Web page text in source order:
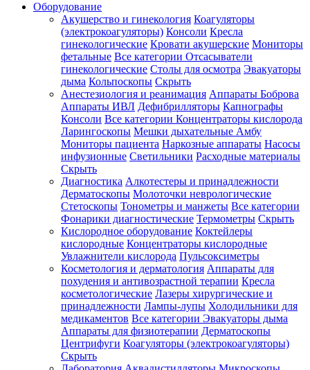
Оборудование
Акушерство и гинекология Коагуляторы
(электрокоагуляторы) Консоли Кресла
гинекологические Кровати акушерские Мониторы
фетальные Все категории Отсасыватели
гинекологические Столы для осмотра Эвакуаторы
дыма Кольпоскопы Скрыть
Анестезиология и реанимация Аппараты Боброва
Аппараты ИВЛ Дефибрилляторы Капнографы
Консоли Все категории Концентраторы кислорода
Ларингоскопы Мешки дыхательные Амбу
Мониторы пациента Наркозные аппараты Насосы
инфузионные Светильники Расходные материалы
Скрыть
Диагностика Алкотестеры и принадлежности
Дерматоскопы Молоточки неврологические
Стетоскопы Тонометры и манжеты Все категории
Фонарики диагностические Термометры Скрыть
Кислородное оборудование Коктейлеры
кислородные Концентраторы кислородные
Увлажнители кислорода Пульсоксиметры
Косметология и дерматология Аппараты для
похудения и антивозрастной терапии Кресла
косметологические Лазеры хирургические и
принадлежности Лампы-лупы Холодильники для
медикаментов Все категории Эвакуаторы дыма
Аппараты для физиотерапии Дерматоскопы
Центрифуги Коагуляторы (электрокоагуляторы)
Скрыть